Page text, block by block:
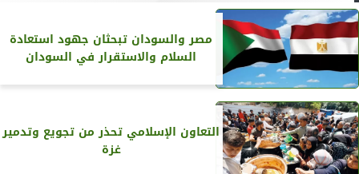
مصر والسودان تبحثان جهود استعادة
السلام والاستقرار في السودان
التعاون الإسلامي تحذر من تجويع وتدمير
غزة